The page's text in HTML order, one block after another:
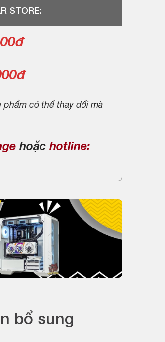
STORE:
đ
phẩm có thể thay đổi mà
hoặc hotline:
bổ sung